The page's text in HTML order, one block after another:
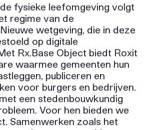
fysieke leefomgeving volgt
regime van de
wetgeving, die in deze
op digitale
Rx.Base Object biedt Roxit
waarmee gemeenten hun
publiceren en
voor burgers en bedrijven.
een stedenbouwkundig
Voor hen bieden we
Samenwerken zoals het